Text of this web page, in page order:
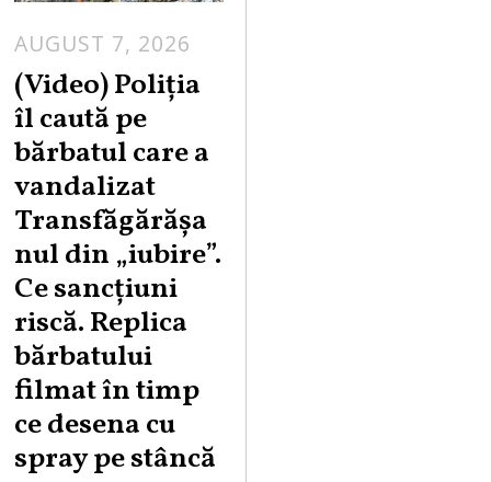
AUGUST 7, 2026
U
G
S
7
,
(Video) Poliția
îl caută pe
bărbatul care a
vandalizat
Transfăgărășa
nul din „iubire”.
Ce sancțiuni
riscă. Replica
bărbatului
filmat în timp
ce desena cu
spray pe stâncă